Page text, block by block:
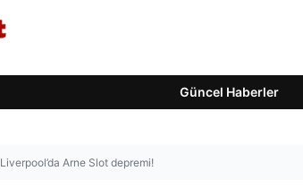
Güncel Haberler
Liverpool’da Arne Slot depremi!